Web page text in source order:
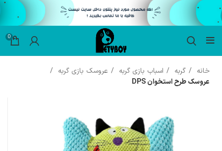
0
خانه گربه اسباب بازی گربه
عروسک بازی گربه
عروسک طرح استخوان DPS